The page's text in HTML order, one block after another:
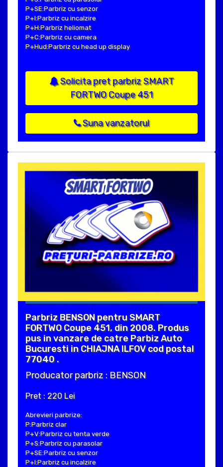
P+SE:Parbriz cu senzor
P+I:Parbriz cu incalzire
P+H:Parbriz heliomat
P+C:Parbriz cu camera
P+Hud:Parbriz cu head up display
Solicita pret parbriz SMART
FORTWO Coupe 451
Suna vanzatorul
Parbriz BENSON pentru SMART
FORTWO Coupe 451, din 2008. Produs
pus in vanzare de catre Parbiz Auto
Bucuresti in CHIAJNA ILFOV cod postal
77040 .
Producator parbriz : BENSON
Pret : 220 Lei
Abrevieri parbrize:
P:Parbriz clar
P+V:Parbriz cu tenta verde
P+S:Parbriz cu parasolar
P+SE:Parbriz cu senzor
P+I:Parbriz cu incalzire